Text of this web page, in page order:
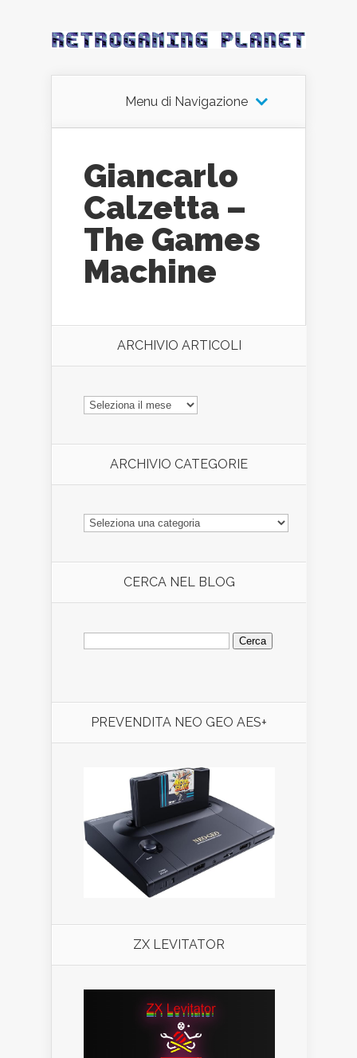
Menu di Navigazione
Giancarlo
Calzetta –
The Games
Machine
ARCHIVIO ARTICOLI
ARCHIVIO
ARTICOLI
ARCHIVIO CATEGORIE
ARCHIVIO
CATEGORIE
CERCA NEL BLOG
Ricerca
per:
PREVENDITA NEO GEO AES+
ZX LEVITATOR